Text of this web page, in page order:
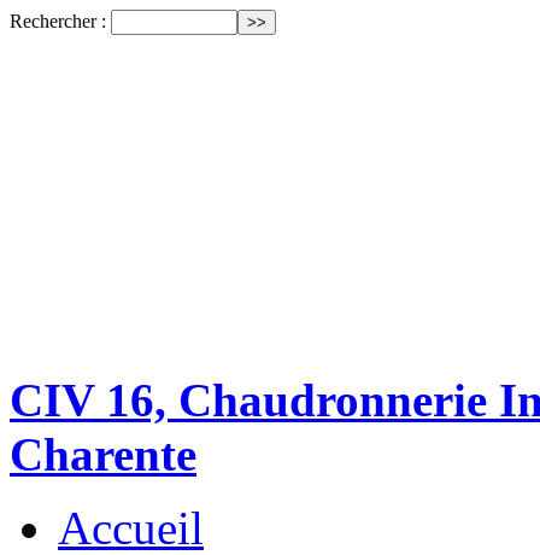
Rechercher :
CIV 16, Chaudronnerie
Charente
Accueil